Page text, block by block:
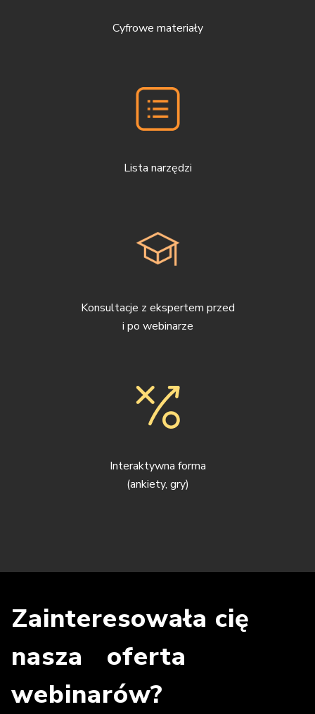
Cyfrowe materiały
Lista narzędzi
Konsultacje z ekspertem przed
i po webinarze
Interaktywna forma
(ankiety, gry)
Zainteresowała cię
nasza oferta
webinarów?